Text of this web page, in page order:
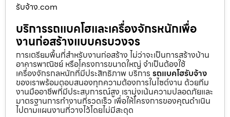
รับจ้าง.com
บริการรถแบคโฮและเครื่องจักรหนักเพื่อ
งานก่อสร้างแบบครบวงจร
การเตรียมพื้นที่สำหรับงานก่อสร้าง ไม่ว่าจะเป็นการสร้างบ้าน
อาคารพาณิชย์ หรือโครงการขนาดใหญ่ จำเป็นต้องใช้
เครื่องจักรกลหนักที่มีประสิทธิภาพ บริการ รถแบคโฮรับจ้าง
ของเราพร้อมตอบสนองทุกความต้องการในไซต์งาน ด้วยทีม
งานมืออาชีพที่มีประสบการณ์สูง เรามุ่งเน้นความปลอดภัยและ
มาตรฐานการทำงานที่รวดเร็ว เพื่อให้โครงการของคุณดำเนิน
ไปตามแผนงานที่วางไว้โดยไม่มีสะดุด